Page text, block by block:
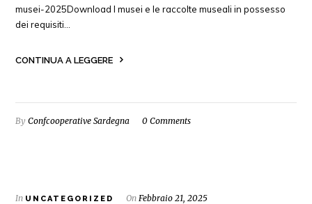
musei-2025Download I musei e le raccolte museali in possesso
dei requisiti…
CONTINUA A LEGGERE
ByConfcooperative Sardegna 0 Comments
In UNCATEGORIZED On Febbraio 21, 2025